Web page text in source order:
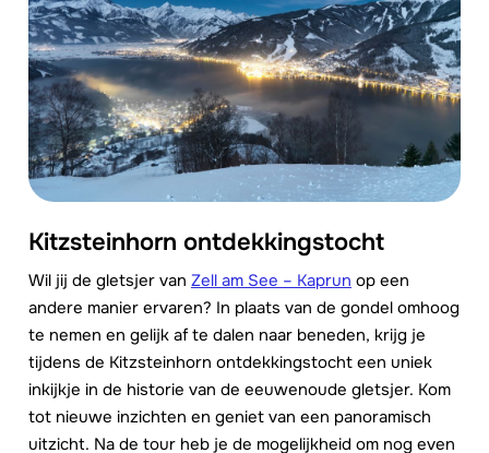
Kitzsteinhorn ontdekkingstocht
Wil jij de gletsjer van Zell am See – Kaprun op een
andere manier ervaren? In plaats van de gondel omhoog
te nemen en gelijk af te dalen naar beneden, krijg je
tijdens de Kitzsteinhorn ontdekkingstocht een uniek
inkijkje in de historie van de eeuwenoude gletsjer. Kom
tot nieuwe inzichten en geniet van een panoramisch
uitzicht. Na de tour heb je de mogelijkheid om nog even